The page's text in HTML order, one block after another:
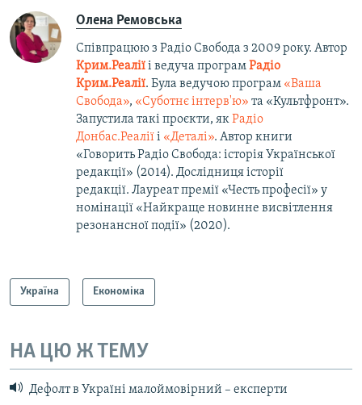
Олена Ремовська
Співпрацюю з Радіо Свобода з 2009 року. Автор
Крим.Реаліїі ведуча програмРадіо
Крим.Реалії. Була ведучою програм «Ваша
Свобода», «Суботнє інтерв'ю» та «Культфронт».
Запустила такі проєкти, якРадіо
Донбас.Реаліїі «Деталі». Автор книги
«Говорить Радіо Свобода: історія Української
редакції» (2014). Дослідниця історії
редакції. Лауреат премії «Честь професії» у
номінації «Найкраще новинне висвітлення
резонансної події» (2020).
Україна Економіка
НА ЦЮ Ж ТЕМУ
Дефолт в Україні малоймовірний – експерти